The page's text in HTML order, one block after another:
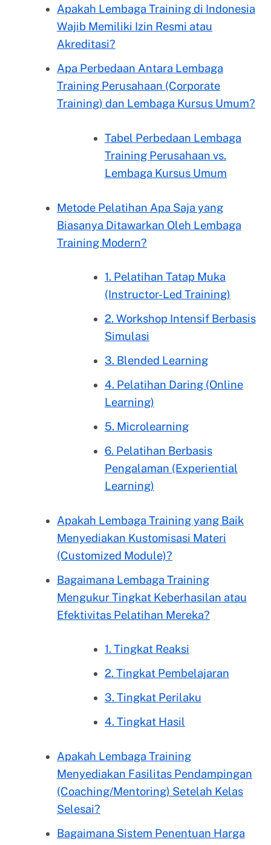
Apakah Lembaga Training di Indonesia
Wajib Memiliki Izin Resmi atau
Akreditasi?
Apa Perbedaan Antara Lembaga
Training Perusahaan (Corporate
Training) dan Lembaga Kursus Umum?
Tabel Perbedaan Lembaga
Training Perusahaan vs.
Lembaga Kursus Umum
Metode Pelatihan Apa Saja yang
Biasanya Ditawarkan Oleh Lembaga
Training Modern?
1. Pelatihan Tatap Muka
(Instructor-Led Training)
2. Workshop Intensif Berbasis
Simulasi
3. Blended Learning
4. Pelatihan Daring (Online
Learning)
5. Microlearning
6. Pelatihan Berbasis
Pengalaman (Experiential
Learning)
Apakah Lembaga Training yang Baik
Menyediakan Kustomisasi Materi
(Customized Module)?
Bagaimana Lembaga Training
Mengukur Tingkat Keberhasilan atau
Efektivitas Pelatihan Mereka?
1. Tingkat Reaksi
2. Tingkat Pembelajaran
3. Tingkat Perilaku
4. Tingkat Hasil
Apakah Lembaga Training
Menyediakan Fasilitas Pendampingan
(Coaching/Mentoring) Setelah Kelas
Selesai?
Bagaimana Sistem Penentuan Harga